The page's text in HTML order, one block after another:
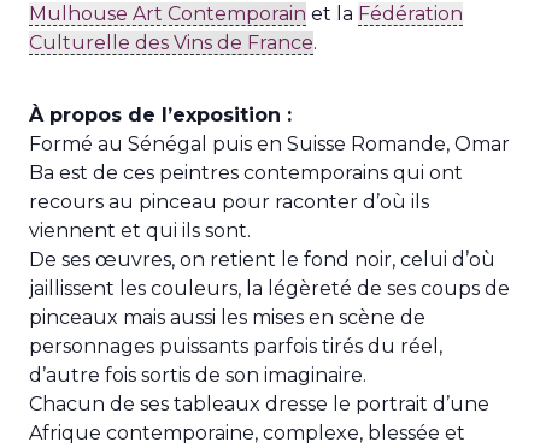
Mulhouse Art Contemporain et la Fédération
Culturelle des Vins de France.
À propos de l’exposition :
Formé au Sénégal puis en Suisse Romande, Omar
Ba est de ces peintres contemporains qui ont
recours au pinceau pour raconter d’où ils
viennent et qui ils sont.
De ses œuvres, on retient le fond noir, celui d’où
jaillissent les couleurs, la légèreté de ses coups de
pinceaux mais aussi les mises en scène de
personnages puissants parfois tirés du réel,
d’autre fois sortis de son imaginaire.
Chacun de ses tableaux dresse le portrait d’une
Afrique contemporaine, complexe, blessée et